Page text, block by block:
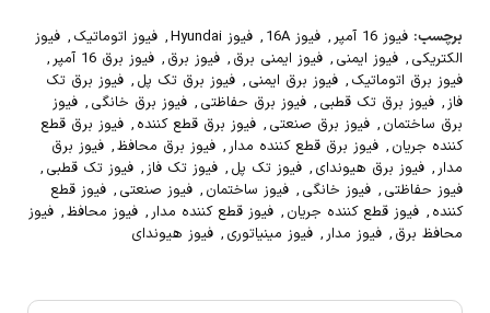
برچسب: فیوز 16 آمپر , فیوز 16A , فیوز Hyundai , فیوز اتوماتیک , فیوز
الکتریکی , فیوز ایمنی , فیوز ایمنی برق , فیوز برق , فیوز برق 16 آمپر
,
فیوز برق اتوماتیک , فیوز برق ایمنی , فیوز برق تک پل , فیوز برق تک
فاز, فیوز برق تک قطبی , فیوز برق حفاظتی , فیوز برق خانگی , فیوز
برق ساختمان , فیوز برق صنعتی , فیوز برق قطع کننده , فیوز برق قطع
کننده جریان , فیوز برق قطع کننده مدار, فیوز برق محافظ, فیوز برق
مدار, فیوز برق هیوندای , فیوز تک پل , فیوز تک فاز, فیوز تک قطبی ,
فیوز حفاظتی , فیوز خانگی , فیوز ساختمان , فیوز صنعتی , فیوز قطع
کننده , فیوز قطع کننده جریان , فیوز قطع کننده مدار, فیوز محافظ, فیوز
محافظ برق , فیوز مدار, فیوز مینیاتوری , فیوز هیوندای